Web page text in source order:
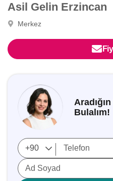
Asil Gelin Erzincan
Merkez
Bulalım!
Ad Soyad